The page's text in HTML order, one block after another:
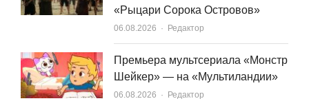
«Рыцари Сорока Островов»
06.08.2026 Author
Редактор
Премьера мультсериала «Монстр
Шейкер» — на «Мультиландии»
06.08.2026 Author
Редактор